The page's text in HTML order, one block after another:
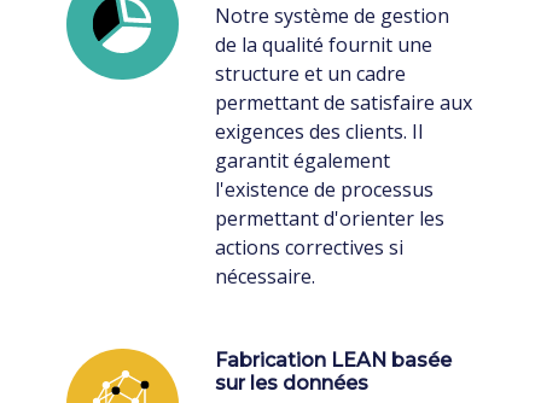
Notre système de gestion
de la qualité fournit une
structure et un cadre
permettant de satisfaire aux
exigences des clients. Il
garantit également
l'existence de processus
permettant d'orienter les
actions correctives si
nécessaire.
Fabrication LEAN basée
sur les données